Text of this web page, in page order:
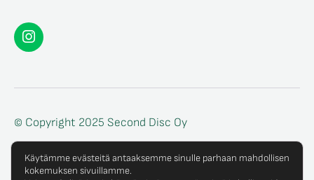
Seconddisc
© Copyright 2025 Second Disc Oy
Tietosuojaseloste
Tilaus- ja toimitusehdot
Käytämme evästeitä antaaksemme sinulle parhaan mahdollisen
kokemuksen sivuillamme.